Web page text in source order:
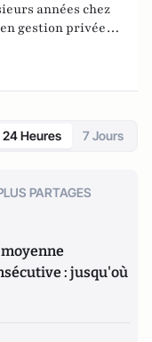
années chez
en gestion privée
en tant que Sales
et plus
tendances, risques
novembre 2013, il
CFD, côté à Londres
24 Heures 7 Jours
PARTAGES
: jusqu'où